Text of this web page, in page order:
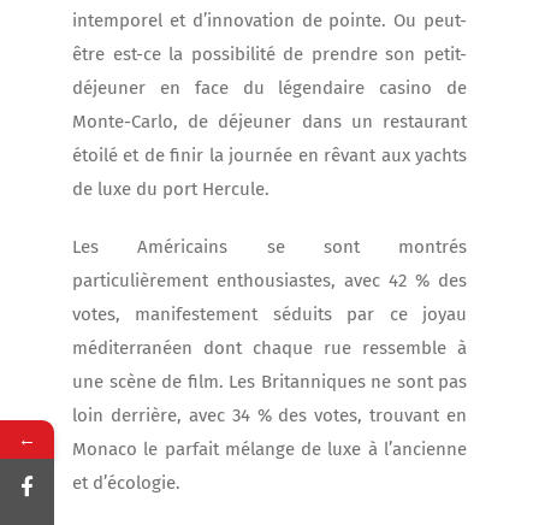
intemporel et d’innovation de pointe. Ou peut-
être est-ce la possibilité de prendre son petit-
déjeuner en face du légendaire casino de
Monte-Carlo, de déjeuner dans un restaurant
étoilé et de finir la journée en rêvant aux yachts
de luxe du port Hercule.
Les Américains se sont montrés
particulièrement enthousiastes, avec 42 % des
votes, manifestement séduits par ce joyau
méditerranéen dont chaque rue ressemble à
une scène de film. Les Britanniques ne sont pas
loin derrière, avec 34 % des votes, trouvant en
Monaco le parfait mélange de luxe à l’ancienne
et d’écologie.
←